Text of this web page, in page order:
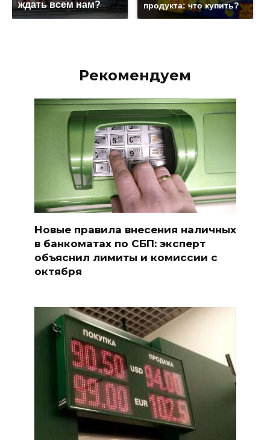
ждать всем нам? продукта: что купить?
Рекомендуем
Новые правила внесения наличных
в банкоматах по СБП: эксперт
объяснил лимиты и комиссии с
октября